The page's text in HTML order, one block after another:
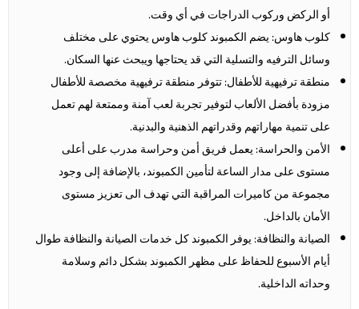
أو الركض وركوب الدراجات في أي وقت.
كلوب هاوس: يضم الكمبوند كلوب هاوس يحتوي على مختلف
وسائل الترفيه والتسلية التي قد يحتاجها ويبحث عنها السكان.
منطقة ترفيهية للأطفال: تتوفر منطقة ترفيهية مخصصة للأطفال
مزودة بأفضل الألعاب لتوفير تجربة لعب آمنة وممتعة لهم تعمل
على تنمية مهاراتهم وقدراتهم الذهنية والبدنية.
الأمن والحراسة: يعمل فريق أمن وحراسة مدرب على أعلى
مستوى على مدار الساعة لتأمين الكمبوند، بالإضافة إلى وجود
مجموعة من كاميرات المراقبة التي تهدف الى تعزيز مستوى
الأمان بالداخل.
الصيانة والنظافة: يوفر الكمبوند كل خدمات الصيانة والنظافة طوال
أيام الأسبوع للحفاظ على مظهر الكمبوند بشكل دائم وسلامة
وحداته الداخلية.